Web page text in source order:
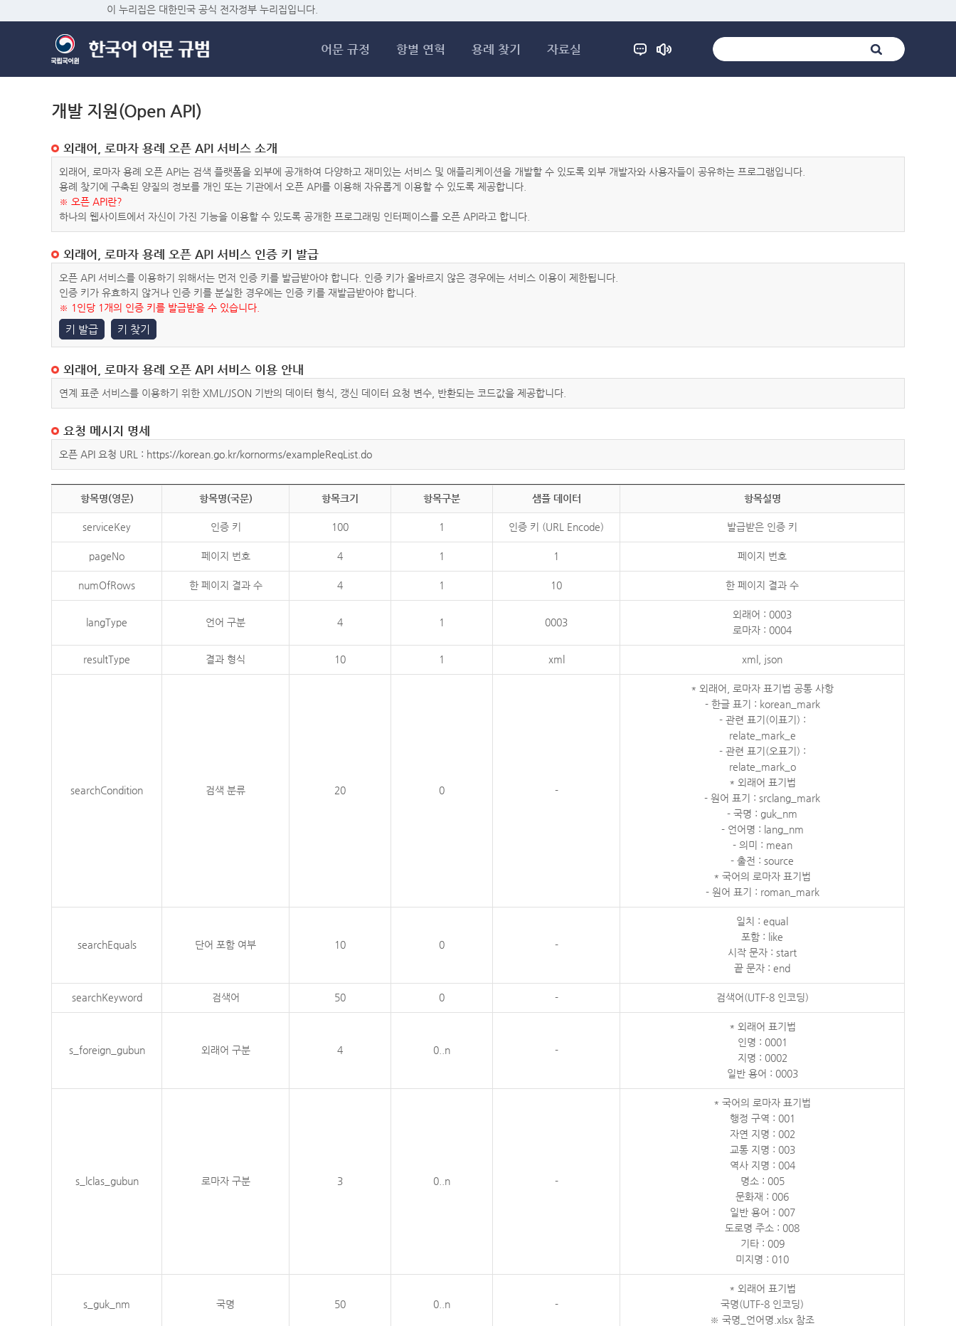
이 누리집은 대한민국 공식 전자정부 누리집입니다.
어문 규정 항별 연혁 용례 찾기 자료실
개발 지원(Open API)
외래어, 로마자 용례 오픈 API 서비스 소개
외래어, 로마자 용례 오픈 API는 검색 플랫폼을 외부에 공개하여 다양하고 재미있는 서비스 및 애플리케이션을 개발할 수 있도록 외부 개발자와 사용자들이 공유하는 프로그램입니다.
용례 찾기에 구축된 양질의 정보를 개인 또는 기관에서 오픈 API를 이용해 자유롭게 이용할 수 있도록 제공합니다.
※ 오픈 API란?
하나의 웹사이트에서 자신이 가진 기능을 이용할 수 있도록 공개한 프로그래밍 인터페이스를 오픈 API라고 합니다.
외래어, 로마자 용례 오픈 API 서비스 인증 키 발급
오픈 API 서비스를 이용하기 위해서는 먼저 인증 키를 발급받아야 합니다. 인증 키가 올바르지 않은 경우에는 서비스 이용이 제한됩니다.
인증 키가 유효하지 않거나 인증 키를 분실한 경우에는 인증 키를 재발급받아야 합니다.
※ 1인당 1개의 인증 키를 발급받을 수 있습니다.
키 발급 키 찾기
외래어, 로마자 용례 오픈 API 서비스 이용 안내
연계 표준 서비스를 이용하기 위한 XML/JSON 기반의 데이터 형식, 갱신 데이터 요청 변수, 반환되는 코드값을 제공합니다.
요청 메시지 명세
오픈 API 요청 URL : https://korean.go.kr/kornorms/exampleReqList.do
항목명(영문) 항목명(국문) 항목크기 항목구분 샘플 데이터 항목설명
serviceKey 인증 키 100 1 인증 키 (URL Encode) 발급받은 인증 키
pageNo 페이지 번호 4 1 1 페이지 번호
numOfRows 한 페이지 결과 수 4 1 10 한 페이지 결과 수
langType 언어 구분 4 1 0003
외래어 : 0003
로마자 : 0004
resultType 결과 형식 10 1 xml xml, json
searchCondition 검색 분류 20 0 -
* 외래어, 로마자 표기법 공통 사항
- 한글 표기 : korean_mark
- 관련 표기(이표기) :
relate_mark_e
- 관련 표기(오표기) :
relate_mark_o
* 외래어 표기법
- 원어 표기 : srclang_mark
- 국명 : guk_nm
- 언어명 : lang_nm
- 의미 : mean
- 출전 : source
* 국어의 로마자 표기법
- 원어 표기 : roman_mark
searchEquals 단어 포함 여부 10 0 -
일치 : equal
포함 : like
시작 문자 : start
끝 문자 : end
searchKeyword 검색어 50 0 - 검색어(UTF-8 인코딩)
s_foreign_gubun 외래어 구분 4 0..n -
* 외래어 표기법
인명 : 0001
지명 : 0002
일반 용어 : 0003
s_lclas_gubun 로마자 구분 3 0..n -
* 국어의 로마자 표기법
행정 구역 : 001
자연 지명 : 002
교통 지명 : 003
역사 지명 : 004
명소 : 005
문화재 : 006
일반 용어 : 007
도로명 주소 : 008
기타 : 009
미지명 : 010
s_guk_nm 국명 50 0..n -
* 외래어 표기법
국명(UTF-8 인코딩)
※ 국명_언어명.xlsx 참조